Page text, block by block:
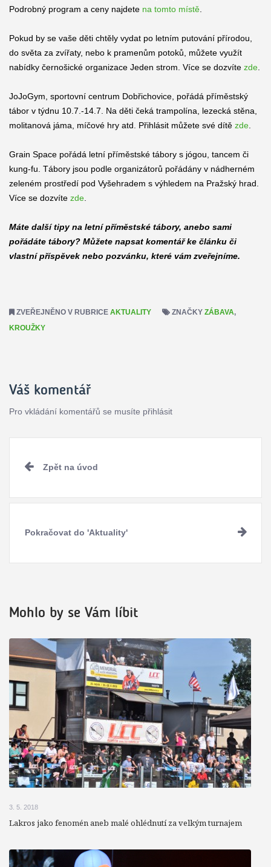
Podrobný program a ceny najdete na tomto místě
Pokud by se vaše děti chtěly vydat po letním putování přírodou,
do světa za zvířaty, nebo k pramenům potoků, můžete využít
nabídky černošické organizace Jeden strom. Více se dozvíte zde
JoJoGym, sportovní centrum Dobřichovice, pořádá příměstský
tábor v týdnu 10.7.-14.7. Na děti čeká trampolína, lezecká stěna,
molitanová jáma, míčové hry atd. Přihlásit můžete své dítě zde
Grain Space pořádá letní příměstské tábory s jógou, tancem či
kung-fu. Tábory jsou podle organizátorů pořádány v nádherném
zeleném prostředí pod Vyšehradem s výhledem na Pražský hrad.
Více se dozvíte zde
Máte další tipy na letní příměstské tábory, anebo sami
pořádáte tábory? Můžete napsat komentář ke článku či
vlastní příspěvek nebo pozvánku, které vám zveřejníme.
ZVEŘEJNĚNO V RUBRICE AKTUALITY ZNAČKY ZÁBAVA,
KROUŽKY
Váš komentář
Pro vkládání komentářů se musíte přihlásit
Pokračovat
čtení
Zpět na úvod
Pokračovat do 'Aktuality'
Mohlo by se Vám líbit
3. 5. 2018
Lakros jako fenomén aneb malé ohlédnutí za velkým turnajem